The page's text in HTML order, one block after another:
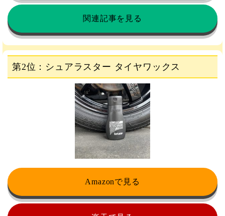
関連記事を見る
第2位：シュアラスター タイヤワックス
Amazonで見る